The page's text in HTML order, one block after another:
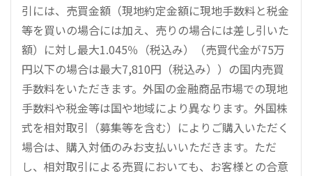
引には、売買金額（現地約定金額に現地手数料と税金
等を買いの場合には加え、売りの場合には差し引いた
額）に対し最大1.045％（税込み）（売買代金が75万
円以下の場合は最大7,810円（税込み））の国内売買
手数料をいただきます。外国の金融商品市場での現地
手数料や税金等は国や地域により異なります。外国株
式を相対取引（募集等を含む）によりご購入いただく
場合は、購入対価のみお支払いいただきます。ただ
し、相対取引による売買においても、お客様との合意